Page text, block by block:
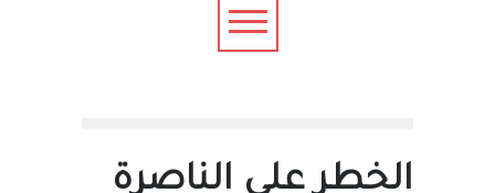
الخطر على الناصرة